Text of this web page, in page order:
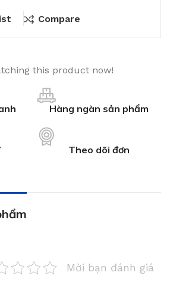
Compare
this product now!
Hàng ngàn sản phẩm
Theo dõi đơn
Mời bạn đánh giá